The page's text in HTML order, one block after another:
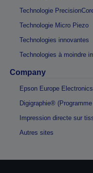
Technologie
Technologie Micro Piezo
Technologies innovantes
Technologies à moindre
Company
Epson Europe Electronics
Digigraphie®
Impression directe sur
Autres sites